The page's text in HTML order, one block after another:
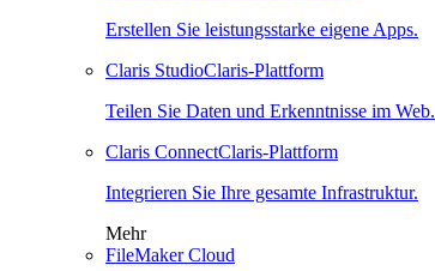
Erstellen Sie leistungsstarke eigene Apps.
Claris StudioClaris-Plattform
Teilen Sie Daten und Erkenntnisse im Web.
Claris ConnectClaris-Plattform
Integrieren Sie Ihre gesamte Infrastruktur.
Mehr
FileMaker Cloud